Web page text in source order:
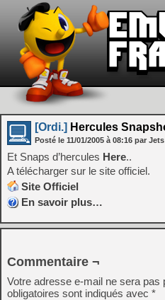
[Ordi.] Hercules
Posté le 11/01/2005 à 08:16 par Jets
Et Snaps d’hercules Here..
A télécharger sur le site officiel.
Site Officiel
En savoir plus…
Commentaire ¬
Votre adresse e-mail ne sera pas
obligatoires sont indiqués avec *